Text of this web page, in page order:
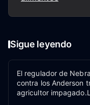
Sigue leyendo
El regulador de
contra los Anderson
agricultor